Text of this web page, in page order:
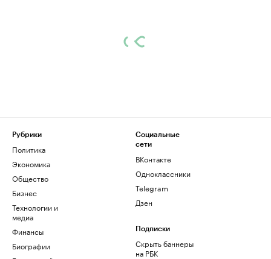
Рубрики
Политика
Экономика
Общество
Бизнес
Технологии и
медиа
Финансы
Биографии
Социальные
сети
ВКонтакте
Одноклассники
Telegram
Дзен
Подписки
Скрыть баннеры
на РБК